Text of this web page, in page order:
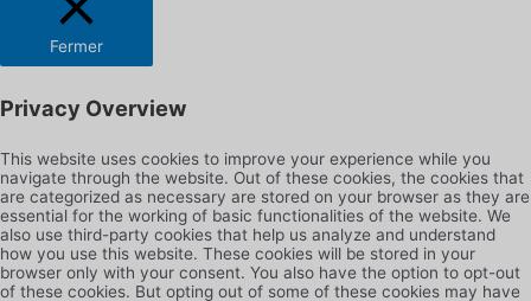
Fermer
Privacy Overview
This website uses cookies to improve your experience while you
navigate through the website. Out of these cookies, the cookies that
are categorized as necessary are stored on your browser as they are
essential for the working of basic functionalities of the website. We
also use third-party cookies that help us analyze and understand
how you use this website. These cookies will be stored in your
browser only with your consent. You also have the option to opt-out
of these cookies. But opting out of some of these cookies may have